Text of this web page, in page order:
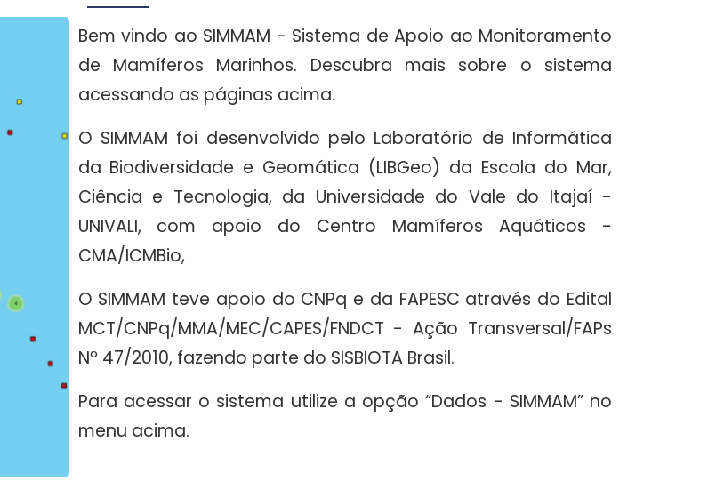
Bem vindo ao SIMMAM - Sistema de Apoio ao Monitoramento
de Mamíferos Marinhos. Descubra mais sobre o sistema
acessando as páginas acima.
O SIMMAM foi desenvolvido pelo Laboratório de Informática
da Biodiversidade e Geomática (LIBGeo) da Escola do Mar,
Ciência e Tecnologia, da Universidade do Vale do Itajaí -
UNIVALI, com apoio do Centro Mamíferos Aquáticos -
CMA/ICMBio,
O SIMMAM teve apoio do CNPq e da FAPESC através do Edital
MCT/CNPq/MMA/MEC/CAPES/FNDCT - Ação Transversal/FAPs
Nº 47/2010, fazendo parte do SISBIOTA Brasil.
Para acessar o sistema utilize a opção “Dados - SIMMAM” no
menu acima.